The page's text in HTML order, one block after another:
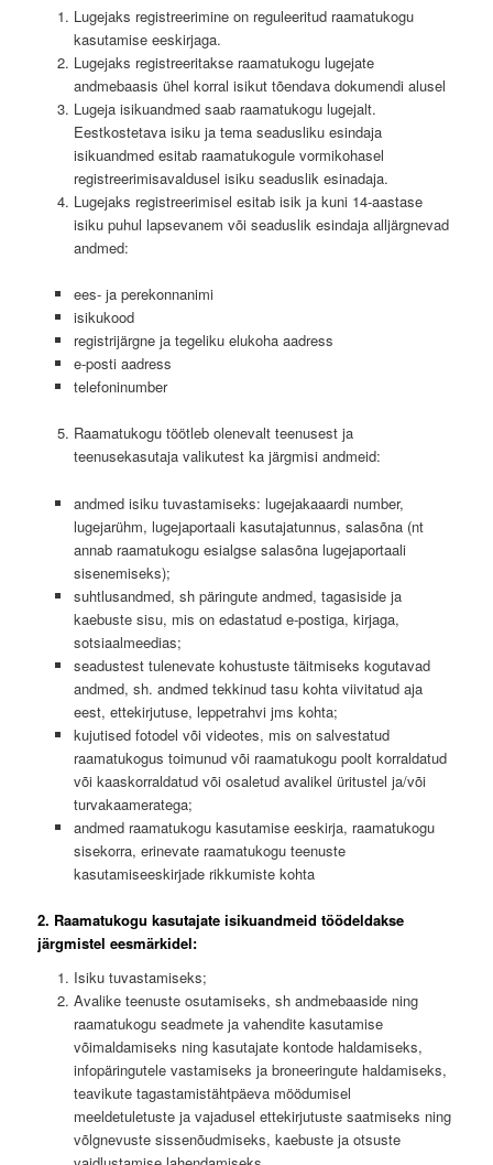
Lugejaks registreerimine on reguleeritud raamatukogu
kasutamise eeskirjaga.
Lugejaks registreeritakse raamatukogu lugejate
andmebaasis ühel korral isikut tõendava dokumendi alusel
Lugeja isikuandmed saab raamatukogu lugejalt.
Eestkostetava isiku ja tema seadusliku esindaja
isikuandmed esitab raamatukogule vormikohasel
registreerimisavaldusel isiku seaduslik esinadaja.
Lugejaks registreerimisel esitab isik ja kuni 14-aastase
isiku puhul lapsevanem või seaduslik esindaja alljärgnevad
andmed:
ees- ja perekonnanimi
isikukood
registrijärgne ja tegeliku elukoha aadress
e-posti aadress
telefoninumber
Raamatukogu töötleb olenevalt teenusest ja
teenusekasutaja valikutest ka järgmisi andmeid:
andmed isiku tuvastamiseks: lugejakaaardi number,
lugejarühm, lugejaportaali kasutajatunnus, salasõna (nt
annab raamatukogu esialgse salasõna lugejaportaali
sisenemiseks);
suhtlusandmed, sh päringute andmed, tagasiside ja
kaebuste sisu, mis on edastatud e-postiga, kirjaga,
sotsiaalmeedias;
seadustest tulenevate kohustuste täitmiseks kogutavad
andmed, sh. andmed tekkinud tasu kohta viivitatud aja
eest, ettekirjutuse, leppetrahvi jms kohta;
kujutised fotodel või videotes, mis on salvestatud
raamatukogus toimunud või raamatukogu poolt korraldatud
või kaaskorraldatud või osaletud avalikel üritustel ja/või
turvakaameratega;
andmed raamatukogu kasutamise eeskirja, raamatukogu
sisekorra, erinevate raamatukogu teenuste
kasutamiseeskirjade rikkumiste kohta
2. Raamatukogu kasutajate isikuandmeid töödeldakse
järgmistel eesmärkidel:
Isiku tuvastamiseks;
Avalike teenuste osutamiseks, sh andmebaaside ning
raamatukogu seadmete ja vahendite kasutamise
võimaldamiseks ning kasutajate kontode haldamiseks,
infopäringutele vastamiseks ja broneeringute haldamiseks,
teavikute tagastamistähtpäeva möödumisel
meeldetuletuste ja vajadusel ettekirjutuste saatmiseks ning
võlgnevuste sissenõudmiseks, kaebuste ja otsuste